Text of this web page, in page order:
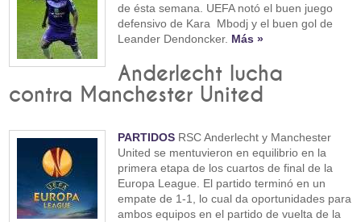
de ésta semana. UEFA notó el buen juego
defensivo de Kara Mbodj y el buen gol de
Leander Dendoncker. Más »
Anderlecht lucha
contra Manchester United
PARTIDOS RSC Anderlecht y Manchester
United se mentuvieron en equilibrio en la
primera etapa de los cuartos de final de la
Europa League. El partido terminó en un
empate de 1-1, lo cual da oportunidades para
ambos equipos en el partido de vuelta de la